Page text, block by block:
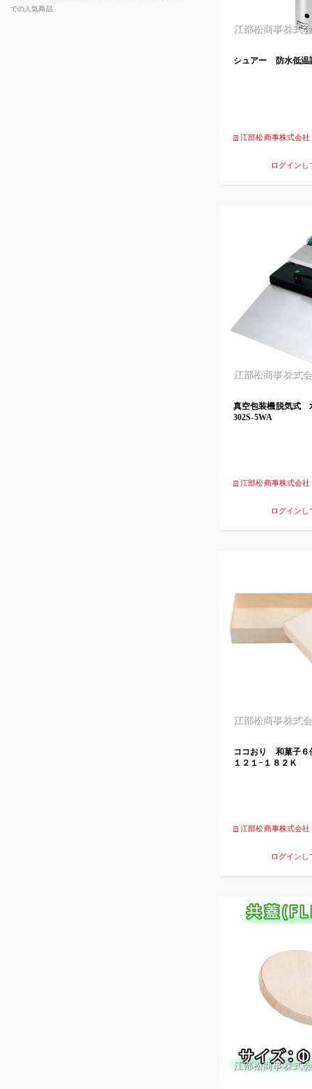
での人気商品
江部松商事株式
シュアー 防水低
江部松商事株式会社
ログイン
江部松商事株式
真空包装機脱気式
302S-5WA
江部松商事株式会社
ログイン
江部松商事株式
ココおり 和菓子６
１２１−１８２Ｋ
江部松商事株式会社
ログイン
江部松商事株式